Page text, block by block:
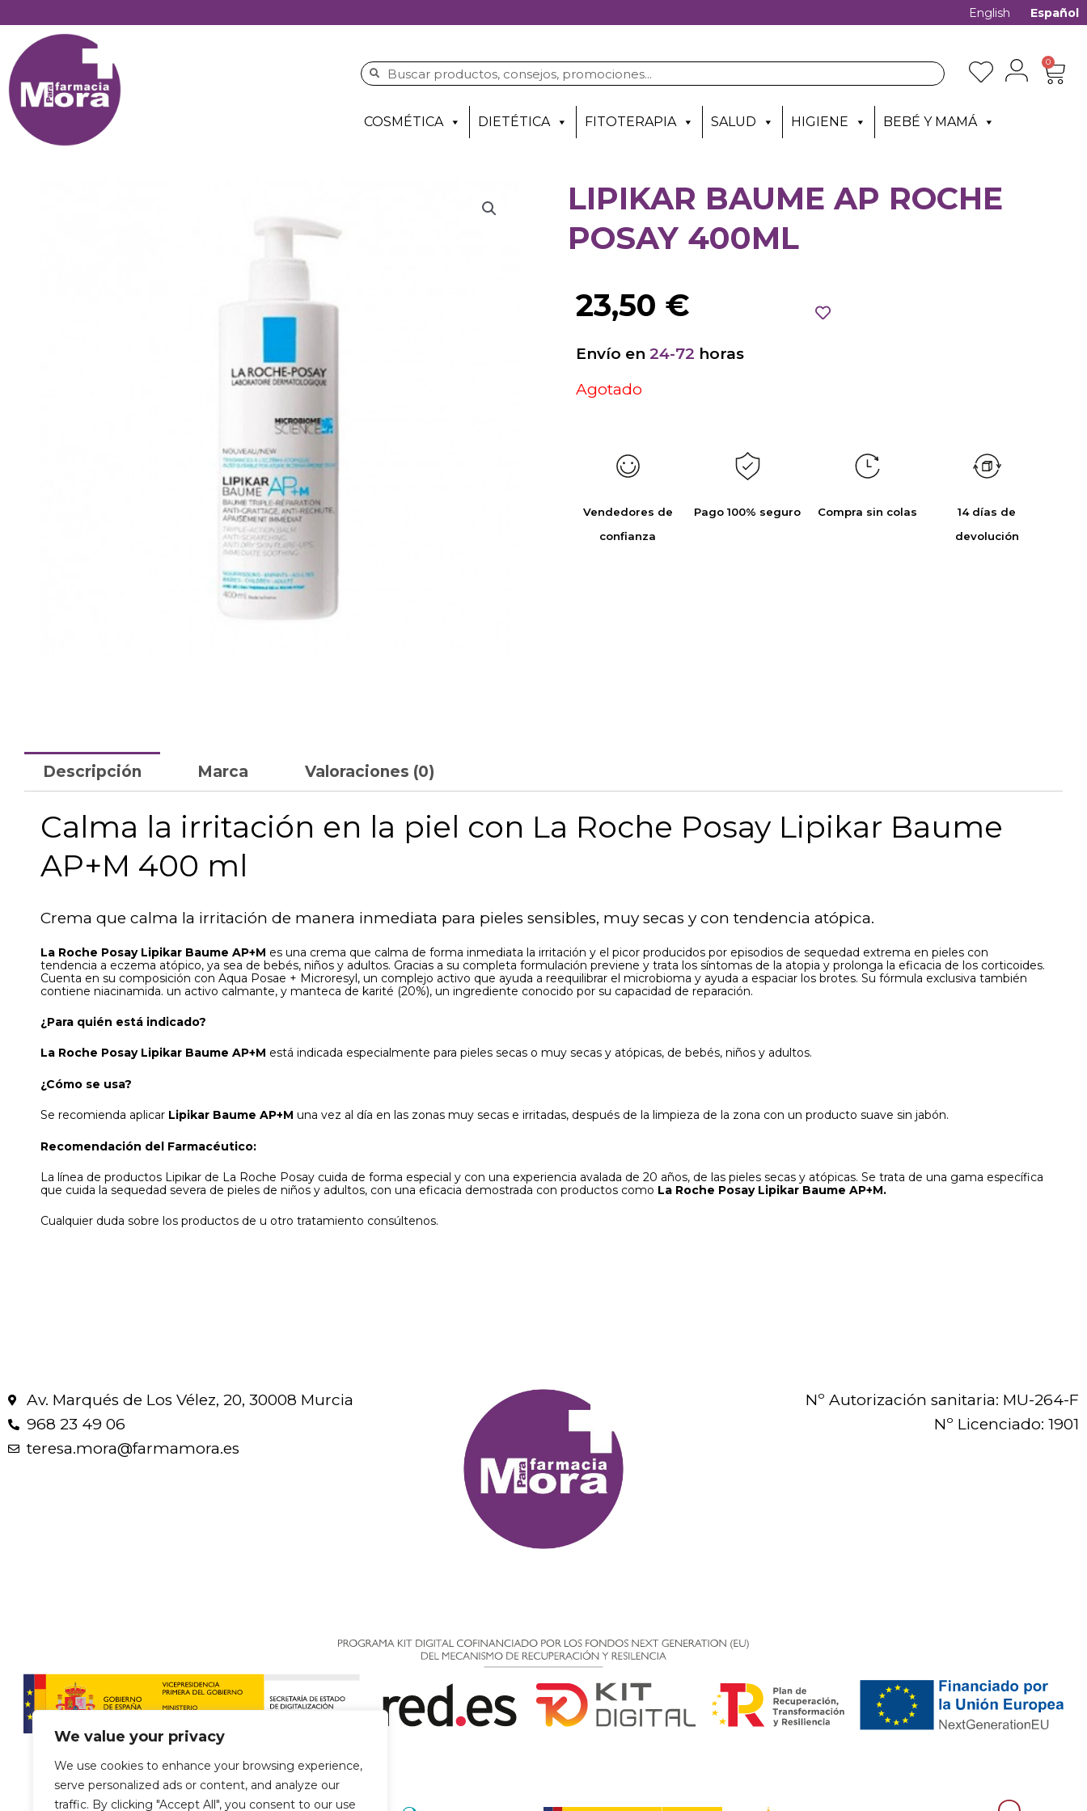
We value your privacy
We use cookies to enhance your browsing experience,
serve personalized ads or content, and analyze our
traffic. By clicking "Accept All", you consent to our use
English Español
0
COSMÉTICA DIETÉTICA FITOTERAPIA SALUD HIGIENE BEBÉ Y MAMÁ
LIPIKAR BAUME AP ROCHE
POSAY 400ML
23,50 €
Envío en 24-72 horas
Agotado
Vendedores de
confianza
Pago 100% seguro Compra sin colas
14 días de
devolución
Descripción Marca Valoraciones (0)
Calma la irritación en la piel con La Roche Posay Lipikar Baume
AP+M 400 ml
Crema que calma la irritación de manera inmediata para pieles sensibles, muy secas y con tendencia atópica.
La Roche Posay Lipikar Baume AP+M es una crema que calma de forma inmediata la irritación y el picor producidos por episodios de sequedad extrema en pieles con
tendencia a eczema atópico, ya sea de bebés, niños y adultos. Gracias a su completa formulación previene y trata los síntomas de la atopia y prolonga la eficacia de los corticoides.
Cuenta en su composición con Aqua Posae + Microresyl, un complejo activo que ayuda a reequilibrar el microbioma y ayuda a espaciar los brotes. Su fórmula exclusiva también
contiene niacinamida. un activo calmante, y manteca de karité (20%), un ingrediente conocido por su capacidad de reparación.
¿Para quién está indicado?
La Roche Posay Lipikar Baume AP+M está indicada especialmente para pieles secas o muy secas y atópicas, de bebés, niños y adultos.
¿Cómo se usa?
Se recomienda aplicar Lipikar Baume AP+M una vez al día en las zonas muy secas e irritadas, después de la limpieza de la zona con un producto suave sin jabón.
Recomendación del Farmacéutico:
La línea de productos Lipikar de La Roche Posay cuida de forma especial y con una experiencia avalada de 20 años, de las pieles secas y atópicas. Se trata de una gama específica
que cuida la sequedad severa de pieles de niños y adultos, con una eficacia demostrada con productos como La Roche Posay Lipikar Baume AP+M.
Cualquier duda sobre los productos de u otro tratamiento consúltenos.
Av. Marqués de Los Vélez, 20, 30008 Murcia
968 23 49 06
teresa.mora@farmamora.es
Nº Autorización sanitaria: MU-264-F
Nº Licenciado: 1901